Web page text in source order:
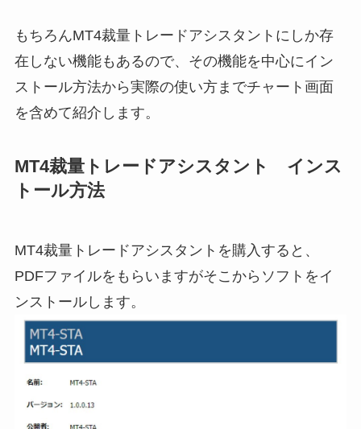
もちろんMT4裁量トレードアシスタントにしか存
在しない機能もあるので、その機能を中心にイン
ストール方法から実際の使い方までチャート画面
を含めて紹介します。
MT4裁量トレードアシスタント インス
トール方法
MT4裁量トレードアシスタントを購入すると、
PDFファイルをもらいますがそこからソフトをイ
ンストールします。